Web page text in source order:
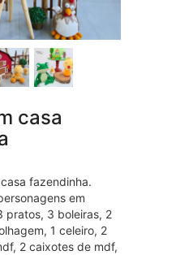
casa
fazendinha.
em
pratos, 3 boleiras, 2
1 celeiro, 2
2 caixotes de mdf,